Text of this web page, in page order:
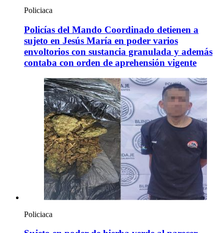
Policiaca
Policías del Mando Coordinado detienen a
sujeto en Jesús María en poder varios
envoltorios con sustancia granulada y además
contaba con orden de aprehensión vigente
Policiaca